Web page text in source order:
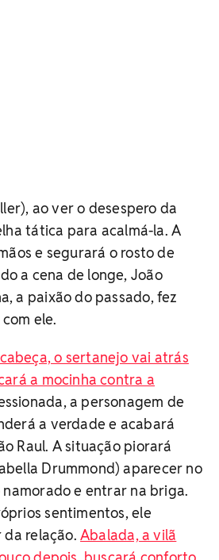
ao ver o desespero da
tática para acalmá-la. A
e segurará o rosto de
a cena de longe, João
a paixão do passado, fez
ele.
o sertanejo vai atrás
a mocinha contra a
a personagem de
a verdade e acabará
Raul. A situação piorará
Drummond) aparecer no
namorado e entrar na briga.
sentimentos, ele
da relação.Abalada, a vilã